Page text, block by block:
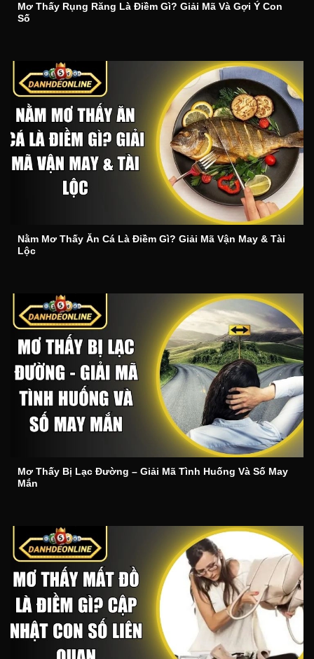
Mơ Thấy Rụng Răng Là Điềm Gì? Giải Mã Và Gợi Ý Con
Số
Nằm Mơ Thấy Ăn Cá Là Điềm Gì? Giải Mã Vận May & Tài
Lộc
Mơ Thấy Bị Lạc Đường – Giải Mã Tình Huống Và Số May
Mắn